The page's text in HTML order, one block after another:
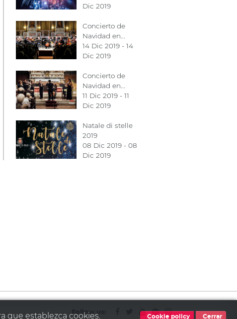
Dic 2019
Concierto de
Navidad en...
14 Dic 2019 - 14
Dic 2019
Concierto de
Navidad en...
11 Dic 2019 - 11
Dic 2019
Natale di stelle
2019
08 Dic 2019 - 08
Dic 2019
Follow us:
que establezca cookies. Cookie policy Cerrar